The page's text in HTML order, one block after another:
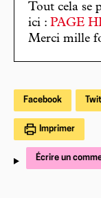
Tout cela se
ici : PAGE
Merci mille
Facebook
Imprimer
Écrire un